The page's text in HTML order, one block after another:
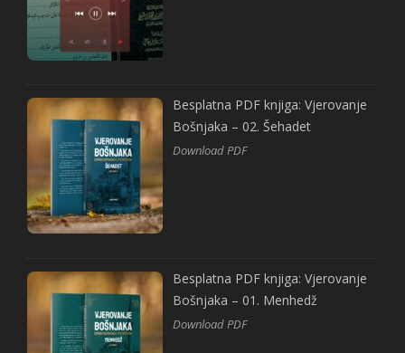
Besplatna PDF knjiga: Vjerovanje
Bošnjaka – 02. Šehadet
Download PDF
Besplatna PDF knjiga: Vjerovanje
Bošnjaka – 01. Menhedž
Download PDF